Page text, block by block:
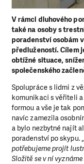
V rámci dluhového
také na osoby s
poradenství osobám
předlužeností. Cílem
obtížné situace,
společenského
Spolupráce s lidmi z
komunikaci s věřiteli
formou a vše je tak
navíc zamezila
a bylo nezbytné najít
poradenství po skypu. „
potřebujeme projít
Složitě se v ní